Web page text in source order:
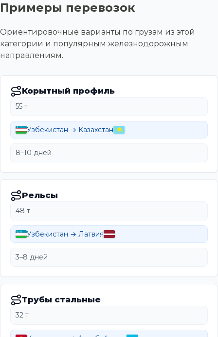
Примеры перевозок
Ориентировочные варианты по грузам из этой
категории и популярным железнодорожным
направлениям.
Корытный профиль
55 т
Узбекистан → Казахстан
8–10 дней
Рельсы
48 т
Узбекистан → Латвия
3–8 дней
Трубы стальные
32 т